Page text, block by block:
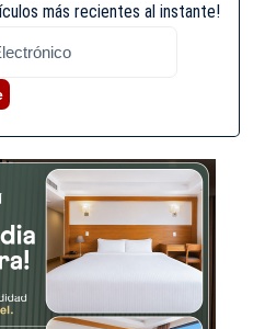
más recientes al instante!